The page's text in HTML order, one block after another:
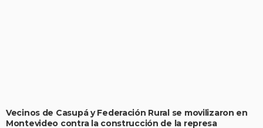
Vecinos de Casupá y Federación Rural se movilizaron en
Montevideo contra la construcción de la represa